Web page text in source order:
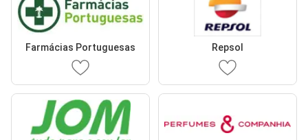
Farmácias Portuguesas Repsol